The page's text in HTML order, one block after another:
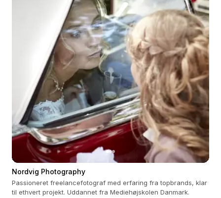
Nordvig Photography
Passioneret freelancefotograf med erfaring fra topbrands, klar
til ethvert projekt. Uddannet fra Mediehøjskolen Danmark.